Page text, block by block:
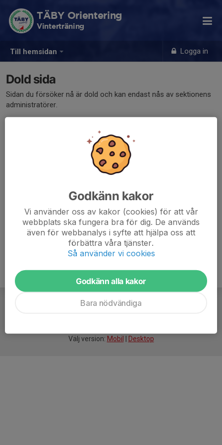
Till hemsidan Logga in
TÄBY Orientering
Vinterträning
Dold sida
Sidan du försöker nå är dold och kan endast nås av sektionens
administratörer.
Välj version: Mobil Desktop
Godkänn kakor
Vi använder oss av kakor (cookies) för att vår
webbplats ska fungera bra för dig. De används
även för webbanalys i syfte att hjälpa oss att
förbättra våra tjänster.
Så använder vi cookies
Godkänn alla kakor
Bara nödvändiga